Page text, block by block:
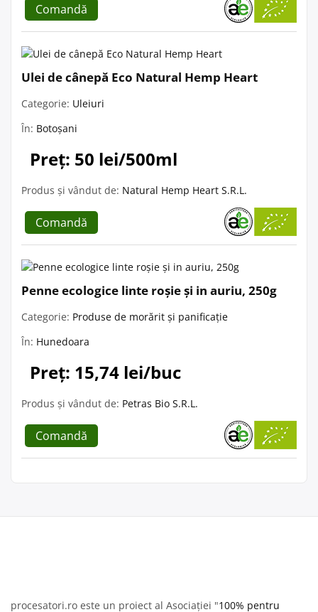
Comandă
Ulei de cânepă Eco Natural Hemp Heart
Categorie: Uleiuri
În: Botoșani
Preț: 50 lei/500ml
Produs și vândut de: Natural Hemp Heart S.R.L.
Comandă
Penne ecologice linte roșie și in auriu, 250g
Categorie: Produse de morărit și panificație
În: Hunedoara
Preț: 15,74 lei/buc
Produs și vândut de: Petras Bio S.R.L.
Comandă
procesatori.ro este un proiect al Asociației "100% pentru